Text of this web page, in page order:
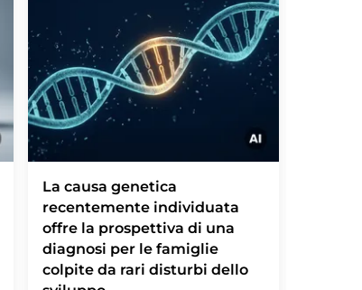
La causa genetica
recentemente individuata
offre la prospettiva di una
diagnosi per le famiglie
colpite da rari disturbi dello